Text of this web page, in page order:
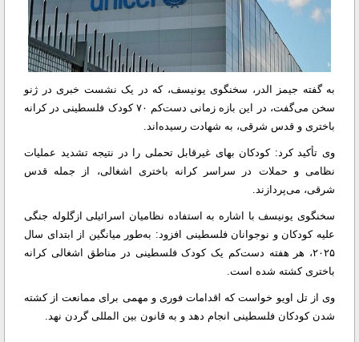
به گفته جیمز الدر، سخنگوی یونیسف، که در یک نشست خبری در ژنو
سخن می‌گفت، در این بازه زمانی دست‌کم ۷۰ کودک فلسطینی در کرانه
باختری و قدس شرقی، به شهادت رسیده‌اند.
وی تأکید کرد: کودکان بهای غیرقابل تحملی را در نتیجه تشدید عملیات
نظامی و حملات در سراسر کرانه باختری اشغالی، از جمله قدس
شرقی، می‌پردازند.
سخنگوی یونیسف با اشاره به استفاده نظامیان اسرائیلی ازگلوله جنگی
علیه کودکان و نوجوانان فلسطینی افزود: به‌طور میانگین از ابتدای سال
۲۰۲۵، هر هفته دست‌کم یک کودک فلسطینی در مناطق اشغالی کرانه
باختری کشته شده است.
وی از تل اویو خواست که اقدامات فوری و مهمی برای ممانعت از کشته
شدن کودکان فلسطینی انجام دهد و به قانون بین المللی گردن نهد.